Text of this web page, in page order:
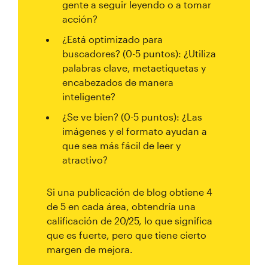
gente a seguir leyendo o a tomar
acción?
¿Está optimizado para
buscadores? (0-5 puntos): ¿Utiliza
palabras clave, metaetiquetas y
encabezados de manera
inteligente?
¿Se ve bien? (0-5 puntos): ¿Las
imágenes y el formato ayudan a
que sea más fácil de leer y
atractivo?
Si una publicación de blog obtiene 4
de 5 en cada área, obtendría una
calificación de 20/25, lo que significa
que es fuerte, pero que tiene cierto
margen de mejora.